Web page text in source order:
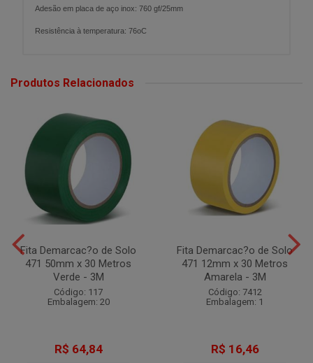
Adesão em placa de aço inox: 760 gf/25mm
Resistência à temperatura: 76oC
Produtos Relacionados
Fita Demarcac?o de Solo
471 50mm x 30 Metros
Verde - 3M
Código: 117
Embalagem: 20
R$ 64,84
Fita Demarcac?o de Solo
471 12mm x 30 Metros
Amarela - 3M
Código: 7412
Embalagem: 1
R$ 16,46